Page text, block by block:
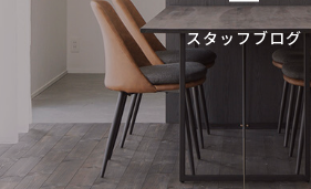
スタッフブログ